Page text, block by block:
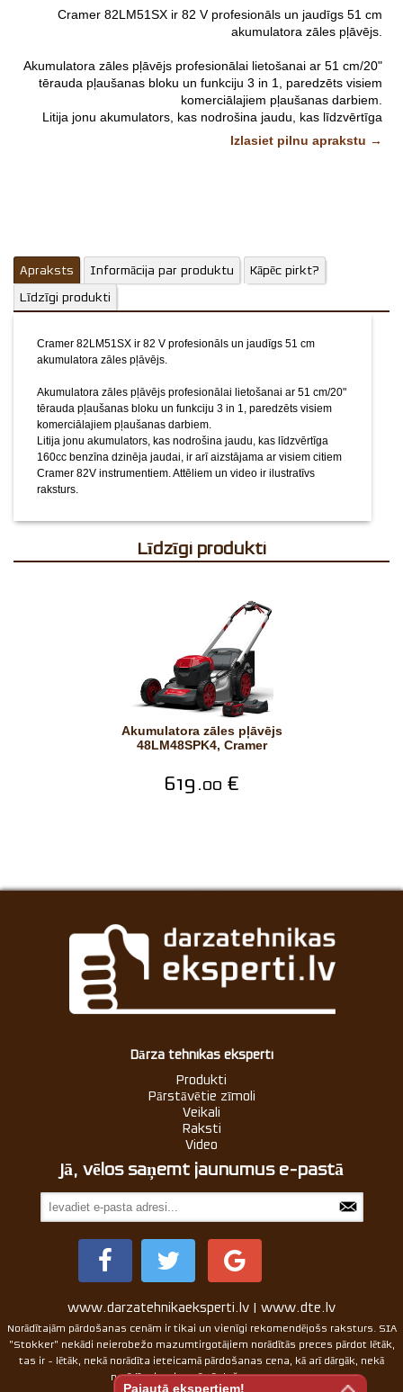
tālr.*
E-pasts*
Izvēlieties tuvāko
veikalu*
Cramer 82LM51SX ir 82 V profesionāls un jaudīgs 51 cm
akumulatora zāles pļāvējs.
Akumulatora zāles pļāvējs profesionālai lietošanai ar 51 cm/20"
tērauda pļaušanas bloku un funkciju 3 in 1, paredzēts visiem
komerciālajiem pļaušanas darbiem.
Litija jonu akumulators, kas nodrošina jaudu, kas līdzvērtīga
160cc benzīna dzinēja jaudai, ir arī aizstājama ar visiem citiem
Attēliem un video ir ilustratīvs
Izlasiet pilnu aprakstu →
Apraksts Informācija par produktu
Kāpēc pirkt?
Līdzīgi produkti
Cramer 82LM51SX ir 82 V profesionāls un jaudīgs 51 cm
akumulatora zāles pļāvējs.
Akumulatora zāles pļāvējs profesionālai lietošanai ar 51 cm/20"
tērauda pļaušanas bloku un funkciju 3 in 1, paredzēts visiem
komerciālajiem pļaušanas darbiem.
Litija jonu akumulators, kas nodrošina jaudu, kas līdzvērtīga
160cc benzīna dzinēja jaudai, ir arī aizstājama ar visiem citiem
Cramer 82V instrumentiem.Attēliem un video ir ilustratīvs
raksturs.
Līdzīgi produkti
Akumulatora zāles pļāvējs
48LM48SPK4, Cramer
619.00 €
Dārza tehnikas eksperti
Produkti
Pārstāvētie zīmoli
Veikali
Raksti
Video
Jā, vēlos saņemt jaunumus e-pastā
www.darzatehnikaeksperti.lv | www.dte.lv
Norādītajām pārdošanas cenām ir tikai un vienīgi rekomendējošs raksturs. SIA
"Stokker" nekādi neierobežo mazumtirgotājiem norādītās preces pārdot lētāk,
tas ir - lētāk, nekā norādīta ieteicamā pārdošanas cena, kā arī dārgāk, nekā
norādīta ieteicamā pārdošanas cena.
Pajautā ekspertiem!